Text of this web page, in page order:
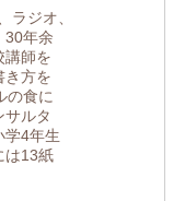
ラジオ、
30年余
講師を
き方を
の食に
サルタ
学4年生
は13紙